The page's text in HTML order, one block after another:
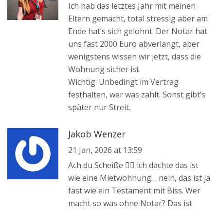
Ich hab das letztes Jahr mit meinen
Eltern gemacht, total stressig aber am
Ende hat’s sich gelohnt. Der Notar hat
uns fast 2000 Euro abverlangt, aber
wenigstens wissen wir jetzt, dass die
Wohnung sicher ist.
Wichtig: Unbedingt im Vertrag
festhalten, wer was zahlt. Sonst gibt’s
später nur Streit.
Jakob Wenzer
21 Jan, 2026 at 13:59
Ach du Scheiße 😵‍💫 ich dachte das ist
wie eine Mietwohnung… nein, das ist ja
fast wie ein Testament mit Biss. Wer
macht so was ohne Notar? Das ist